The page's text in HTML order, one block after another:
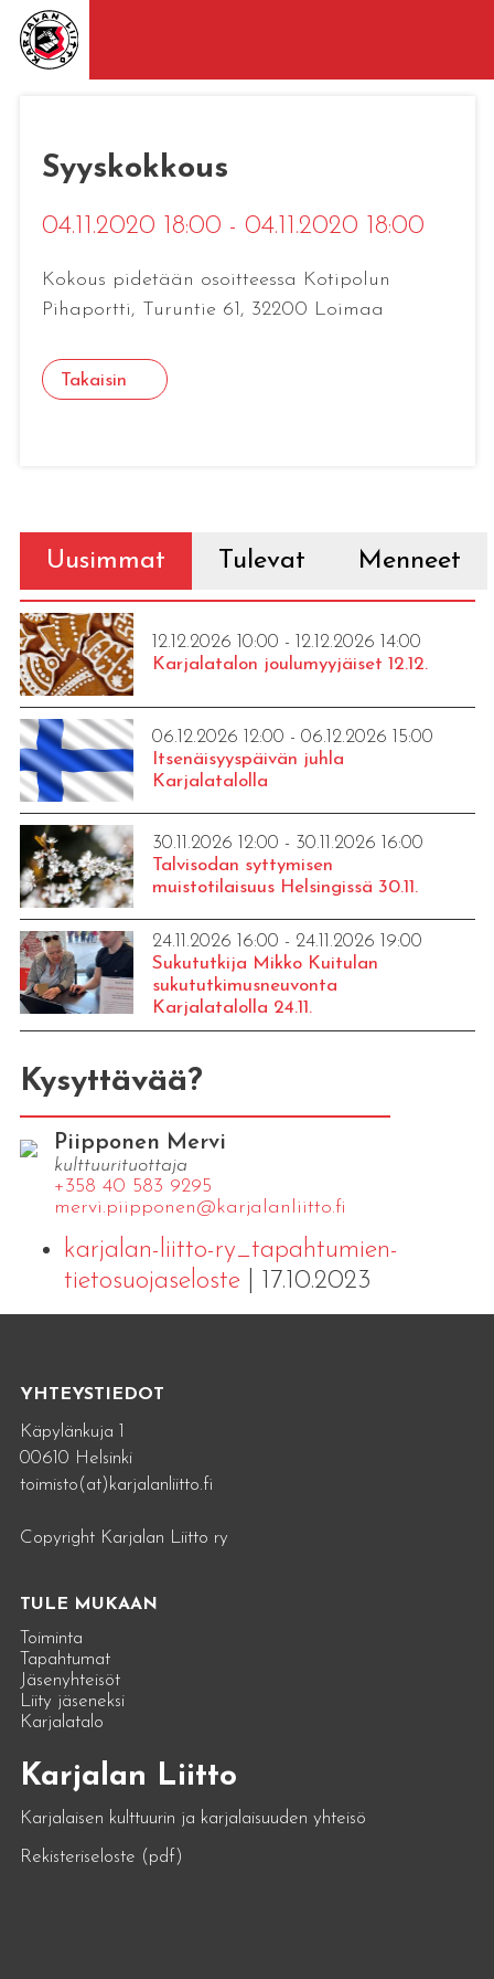
Syyskokkous
04.11.2020 18:00 - 04.11.2020 18:00
Kokous pidetään osoitteessa Kotipolun
Pihaportti, Turuntie 61, 32200 Loimaa
Takaisin
Uusimmat Tulevat Menneet
12.12.2026 10:00 - 12.12.2026 14:00
Karjalatalon joulumyyjäiset 12.12.
06.12.2026 12:00 - 06.12.2026 15:00
Itsenäisyyspäivän juhla
Karjalatalolla
30.11.2026 12:00 - 30.11.2026 16:00
Talvisodan syttymisen
muistotilaisuus Helsingissä 30.11.
24.11.2026 16:00 - 24.11.2026 19:00
Sukututkija Mikko Kuitulan
sukututkimusneuvonta
Karjalatalolla 24.11.
Kysyttävää?
Piipponen Mervi
kulttuurituottaja
+358 40 583 9295
mervi.​piipponen@​kar​jala​nlii​tto.​fi
karjalan-liitto-ry_tapahtumien-
tietosuojaseloste| 17.10.2023
YHTEYSTIEDOT
Käpylänkuja 1
00610 Helsinki
toimisto(at)karjalanliitto.fi
Copyright Karjalan Liitto ry
TULE MUKAAN
Toiminta
Tapahtumat
Jäsenyhteisöt
Liity jäseneksi
Karjalatalo
Karjalan Liitto
Karjalaisen kulttuurin ja karjalaisuuden yhteisö
Rekisteriseloste (pdf)